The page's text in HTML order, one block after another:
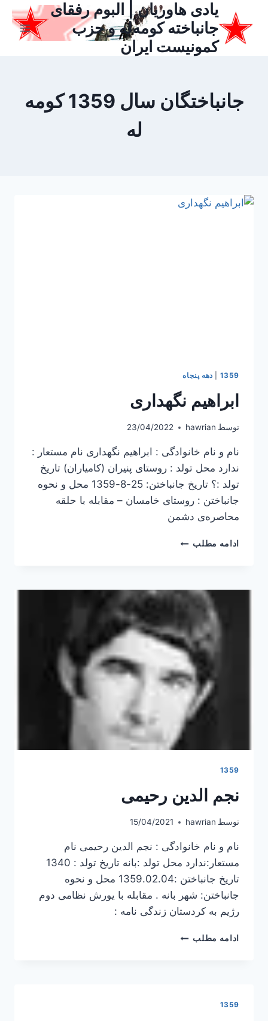
محتوا
یادی هاوریان | البوم رفقای
جانباخته کومه‌له و حزب
کمونیست ایران
جانباختگان سال 1359 کومه
له
1359 دهه پنجاه
ابراهیم نگهداری
توسط hawrian
23/04/2022
نام و نام خانوادگی : ابراهیم نگهداری نام مستعار :
ندارد محل تولد : روستای پنیران (کامیاران) تاریخ
تولد :؟ تاریخ جانباختن: 25-8-1359 محل و نحوه
جانباختن : روستای خامسان – مقابلە با حلقە
محاصرەی دشمن
ادامه مطلب ابراهیم
1359
نجم الدین رحیمی
توسط hawrian
15/04/2021
نام و نام خانوادگی : نجم الدین رحیمی نام
مستعار:ندارد محل تولد :بانه تاریخ تولد : 1340
تاریخ جانباختن :1359.02.04 محل و نحوه
جانباختن: شهر بانه . مقابله با یورش نظامی دوم
رژیم به کردستان زندگی نامه :
ادامه مطلب نجم
1359